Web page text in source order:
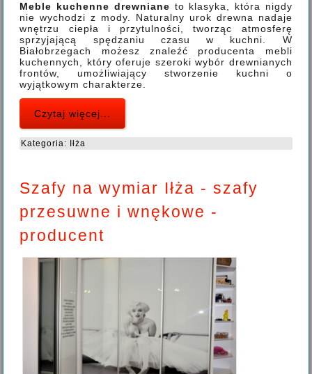
Meble kuchenne drewniane to klasyka, która nigdy
nie wychodzi z mody. Naturalny urok drewna nadaje
wnętrzu ciepła i przytulności, tworząc atmosferę
sprzyjającą spędzaniu czasu w kuchni. W
Białobrzegach możesz znaleźć producenta mebli
kuchennych, który oferuje szeroki wybór drewnianych
frontów, umożliwiający stworzenie kuchni o
wyjątkowym charakterze.
Czytaj więcej...
Kategoria: Iłża
Szafy na wymiar Iłża - szafy
przesuwne i wnękowe -
producent